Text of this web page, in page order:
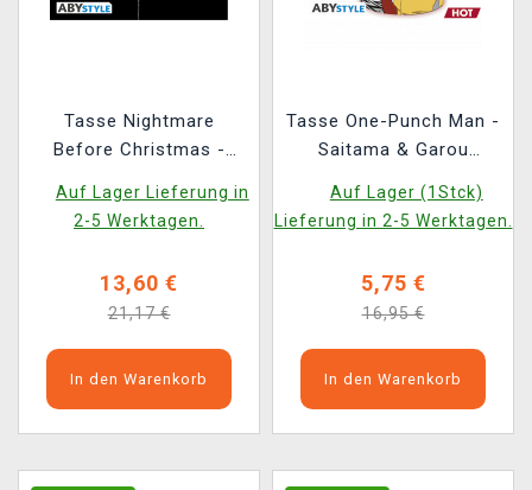
Tasse Nightmare
Before Christmas -
Auf Lager Lieferung in
2-5 Werktagen.
13,60 €
21,17 €
In den Warenkorb
Tasse One-Punch Man -
Saitama & Garou
Auf Lager (1Stck)
Lieferung in 2-5 Werktagen.
5,75 €
16,95 €
In den Warenkorb